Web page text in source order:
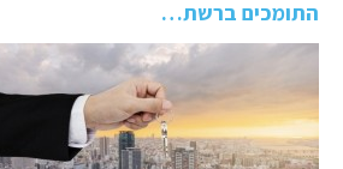
התומכים ברשת…